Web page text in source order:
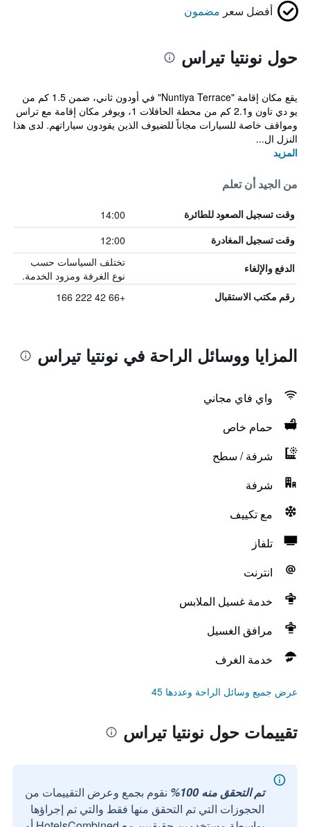
أفضل سعر مضمون
حول نونتيا تيراس
يقع مكان إقامة "Nuntiya Terrace" في أودون ثاني، ضمن 1.5 كم من
يو دي تاون و2.1 كم من محطة الحافلات 1، ويوفر مكان إقامة مع تراس
ومواقف خاصة للسيارات مجاناً للضيوف الذين يقودون سياراتهم. لدى هذا
النزل ال...
المزيد
من الجيد أن تعلم
وقت تسجيل الصعود للطائرة 14:00
وقت تسجيل المغادرة 12:00
الدفع والإلغاء
تختلف السياسات حسب
نوع الغرفة ومزود الخدمة.
رقم مكتب الاستقبال +66 42 222 166
المزايا ووسائل الراحة في نونتيا تيراس
واي فاي مجاني
حمام خاص
شرفة / سطح
شرفة
مع تكييف
تلفاز
انترنت
خدمة غسيل الملابس
مرافق الغسيل
خدمة الغرف
عرض جميع وسائل الراحة وعددها 45
تقييمات حول نونتيا تيراس
تم التحقق منه 100%
نقوم بجمع وعرض التقييمات من
الحجوزات التي تم التحقق منها فقط والتي تم إجراؤها